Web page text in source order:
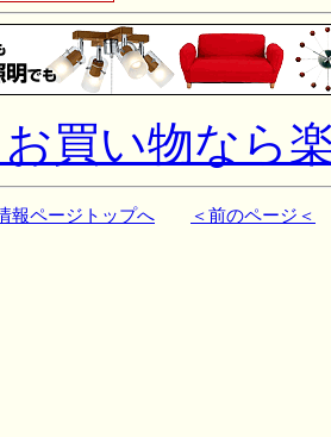
買い物なら
報ページトップへ ＜前のページ＜